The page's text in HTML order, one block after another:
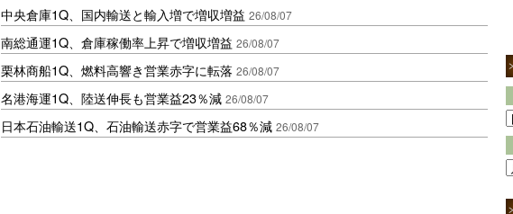
中央倉庫1Q、国内輸送と輸入増で増収増益 26/08/07
南総通運1Q、倉庫稼働率上昇で増収増益 26/08/07
栗林商船1Q、燃料高響き営業赤字に転落 26/08/07
名港海運1Q、陸送伸長も営業益23％減 26/08/07
日本石油輸送1Q、石油輸送赤字で営業益68％減 26/08/07